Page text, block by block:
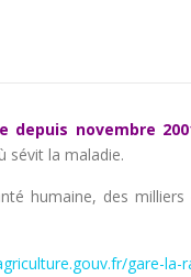
depuis novembre
sévit la maladie.
humaine, des
gare-la-